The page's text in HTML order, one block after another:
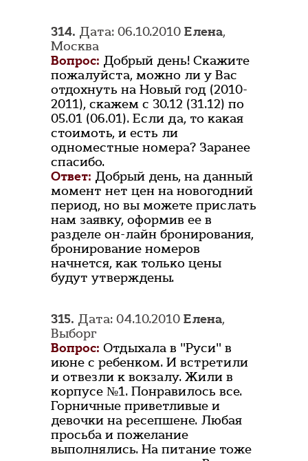
314. Дата: 06.10.2010 Елена,
Москва
Вопрос: Добрый день! Скажите
пожалуйста, можно ли у Вас
отдохнуть на Новый год (2010-
2011), скажем с 30.12 (31.12) по
05.01 (06.01). Если да, то какая
стоимоть, и есть ли
одноместные номера? Заранее
спасибо.
Ответ: Добрый день, на данный
момент нет цен на новогодний
период, но вы можете прислать
нам заявку, оформив ее в
разделе он-лайн бронирования,
бронирование номеров
начнется, как только цены
будут утверждены.
315. Дата: 04.10.2010 Елена,
Выборг
Вопрос: Отдыхала в "Руси" в
июне с ребенком. И встретили
и отвезли к вокзалу. Жили в
корпусе №1. Понравилось все.
Горничные приветливые и
девочки на ресепшене. Любая
просьба и пожелание
выполнялись. На питание тоже